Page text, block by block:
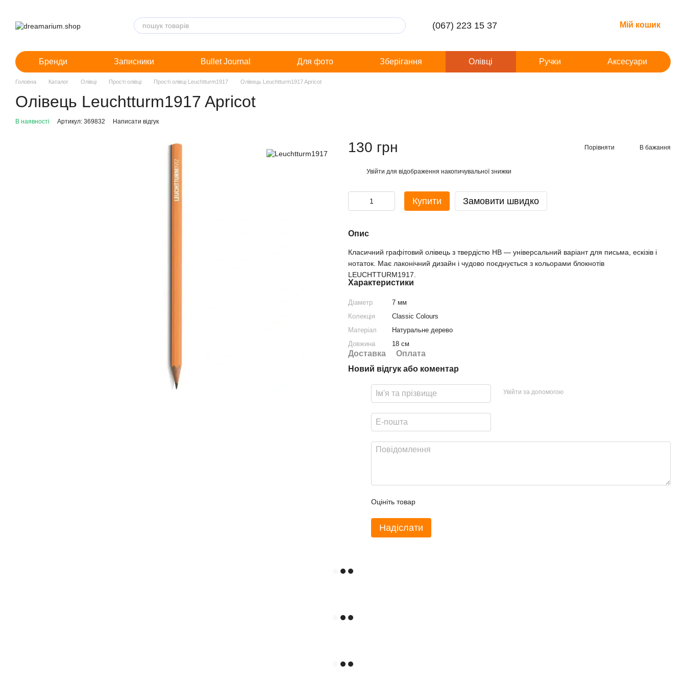
(067) 223 15 37 Мій кошик
Бренди Записники Bullet Journal Для фото Зберігання Олівці Ручки Аксесуари
Головна Каталог Олівці Прості олівці Прості олівці Leuchtturm1917 Олівець Leuchtturm1917 Apricot
Олівець Leuchtturm1917 Apricot
В наявності Артикул: 369832 Написати відгук
130 грн Порівняти В бажання
Увійти для відображення накопичувальної знижки
Купити Замовити швидко
Опис
Класичний графітовий олівець з твердістю HB — універсальний варіант для письма, ескізів і
нотаток. Має лаконічний дизайн і чудово поєднується з кольорами блокнотів
LEUCHTTURM1917.
Характеристики
Діаметр
7 мм
Колекція
Classic Colours
Матеріал
Натуральне дерево
Довжина
18 см
Доставка
Оплата
Новий відгук або коментар
Увійти за допомогою
Оцініть товар
Надіслати